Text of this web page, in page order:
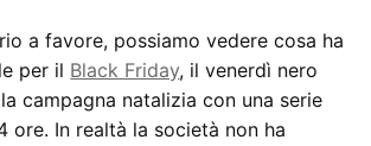
a favore, possiamo vedere cosa ha
per il Black Friday, il venerdì nero
campagna natalizia con una serie
ore. In realtà la società non ha